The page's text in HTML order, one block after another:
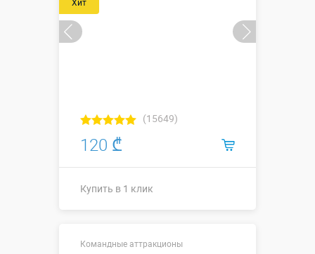
(15649)
120 ₾
Купить в 1 клик
Командные аттракционы